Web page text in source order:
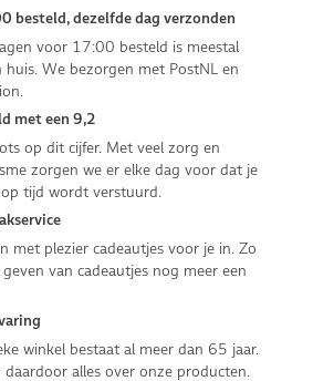
besteld, dezelfde dag verzonden
voor 17:00 besteld is meestal
huis. We bezorgen met PostNL en
met een 9,2
op dit cijfer. Met veel zorg en
zorgen we er elke dag voor dat je
tijd wordt verstuurd.
met plezier cadeautjes voor je in. Zo
van cadeautjes nog meer een
winkel bestaat al meer dan 65 jaar.
alles over onze producten.